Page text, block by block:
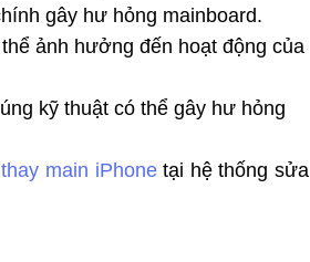
gây hư hỏng mainboard.
ảnh hưởng đến hoạt động của
kỹ thuật có thể gây hư hỏng
thay main iPhone tại hệ thống sửa